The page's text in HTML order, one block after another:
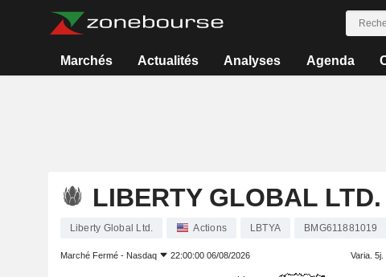
Marchés Actualités Analyses Agenda
LIBERTY GLOBAL LTD.
Liberty Global Ltd. Actions LBTYA BMG611881019
Marché Fermé - Nasdaq 22:00:00 06/08/2026 Varia. 5j.